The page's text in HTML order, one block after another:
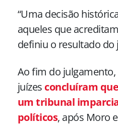
“Uma decisão
aqueles que
definiu o resultado do
Ao fim do
juízes concluíram
um tribunal
políticos, após Moro